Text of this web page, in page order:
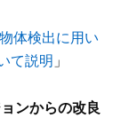
体検出に用い
て説明 」
ンからの改良